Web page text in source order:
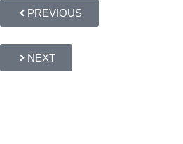
PREVIOUS
NEXT